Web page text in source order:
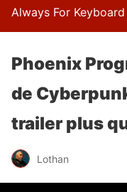
Always For Keyboard
Phoenix
de
trailer plus
Lothan